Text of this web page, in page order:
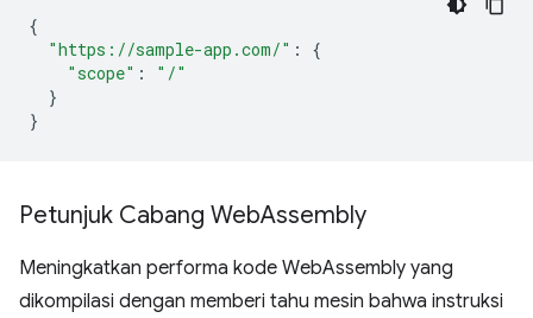
{
"https://sample-app.com/" :
{
"scope" :
"/"
}
}
Petunjuk Cabang WebAssembly
Meningkatkan performa kode WebAssembly yang
dikompilasi dengan memberi tahu mesin bahwa instruksi